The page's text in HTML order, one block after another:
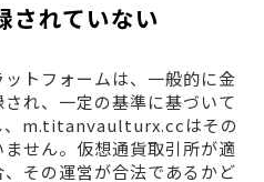
されていない
トフォームは、一般的に金
れ、一定の基準に基づいて
、m.titanvaulturx.ccはその
せん。仮想通貨取引所が適
その運営が合法であるかど